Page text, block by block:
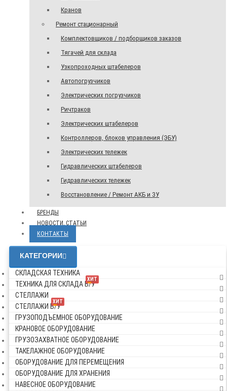
Кранов
Ремонт стационарный
Комплектовщиков / подборщиков заказов
Тягачей для склада
Узкопроходных штабелеров
Автопогрузчиков
Электрических погрузчиков
Ричтраков
Электрических штабелеров
Контроллеров, блоков управления (ЭБУ)
Электрических тележек
Гидравлических штабелеров
Гидравлических тележек
Восстановление / Ремонт АКБ и ЗУ
БРЕНДЫ
НОВОСТИ, СТАТЬИ
КОНТАКТЫ
КАТЕГОРИИ
СКЛАДСКАЯ ТЕХНИКА
ХИТ
ТЕХНИКА ДЛЯ СКЛАДА Б/У
СТЕЛЛАЖИ
ХИТ
СТЕЛЛАЖИ Б/У
ГРУЗОПОДЪЕМНОЕ ОБОРУДОВАНИЕ
КРАНОВОЕ ОБОРУДОВАНИЕ
ГРУЗОЗАХВАТНОЕ ОБОРУДОВАНИЕ
ТАКЕЛАЖНОЕ ОБОРУДОВАНИЕ
ОБОРУДОВАНИЕ ДЛЯ ПЕРЕМЕЩЕНИЯ
ОБОРУДОВАНИЕ ДЛЯ ХРАНЕНИЯ
НАВЕСНОЕ ОБОРУДОВАНИЕ